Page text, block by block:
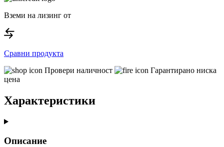
Вземи на лизинг от
Сравни продукта
Провери наличност
Гарантирано ниска
цена
Характеристики
Описание